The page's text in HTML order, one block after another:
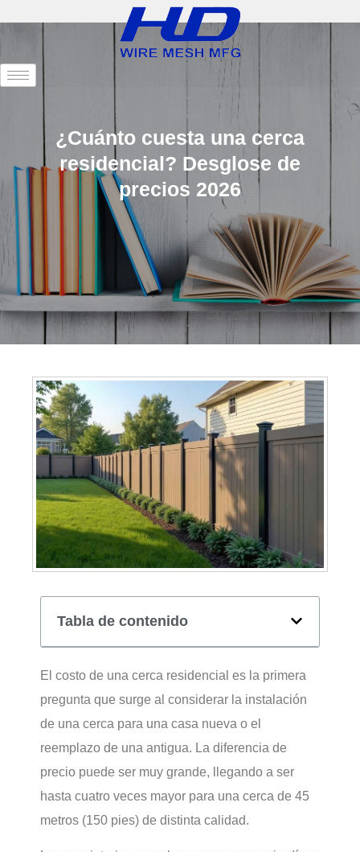
¿Cuánto cuesta una cerca
residencial? Desglose de
precios 2026
Tabla de contenido
El costo de una cerca residencial es la primera
pregunta que surge al considerar la instalación
de una cerca para una casa nueva o el
reemplazo de una antigua. La diferencia de
precio puede ser muy grande, llegando a ser
hasta cuatro veces mayor para una cerca de 45
metros (150 pies) de distinta calidad.